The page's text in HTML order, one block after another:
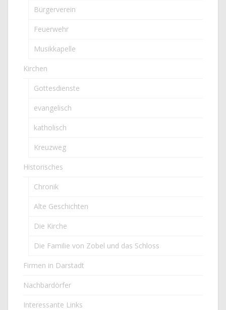
Bürgerverein
Feuerwehr
Musikkapelle
Kirchen
Gottesdienste
evangelisch
katholisch
Kreuzweg
Historisches
Chronik
Alte Geschichten
Die Kirche
Die Familie von Zobel und das Schloss
Firmen in Darstadt
Nachbardörfer
Interessante Links